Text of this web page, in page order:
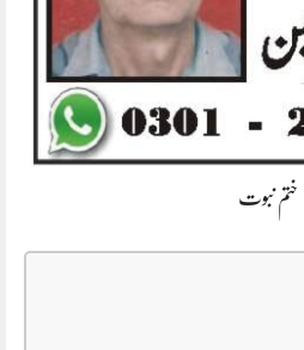
ختم نبوت